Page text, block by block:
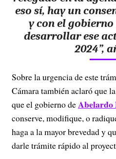
eso sí, hay un
y con el gobierno
desarrollar ese
2024”,
Sobre la urgencia de este
Cámara también aclaró que
que el gobierno deAbelardo
conserve, modifique, o
haga a la mayor brevedad y
darle trámite rápido al